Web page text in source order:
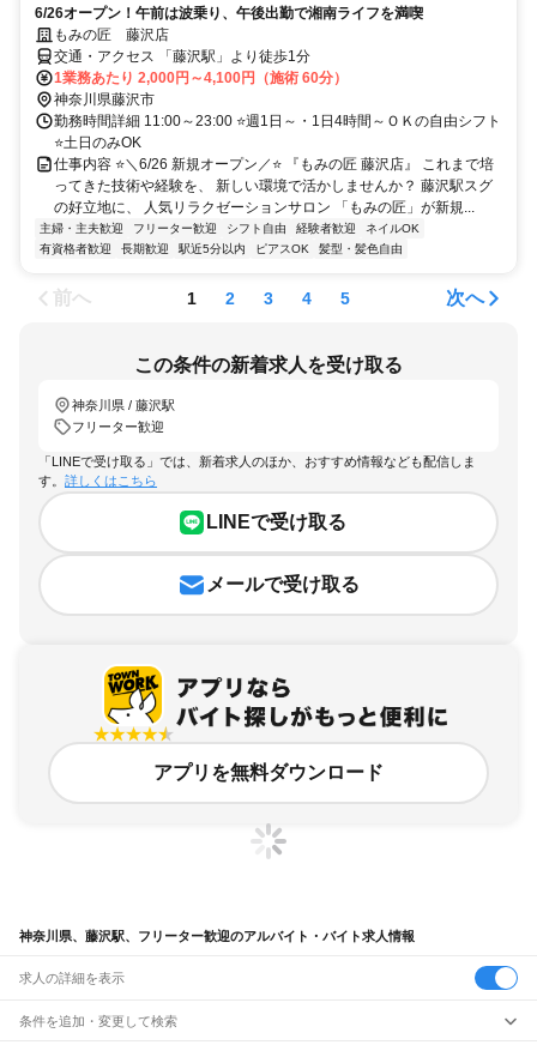
6/26オープン！午前は波乗り、午後出勤で湘南ライフを満喫
もみの匠 藤沢店
交通・アクセス 「藤沢駅」より徒歩1分
1業務あたり 2,000円～4,100円（施術 60分）
神奈川県藤沢市
勤務時間詳細 11:00～23:00 ⭐週1日～・1日4時間～ＯＫの自由シフト
⭐土日のみOK
仕事内容 ⭐＼6/26 新規オープン／⭐ 『もみの匠 藤沢店』 これまで培
ってきた技術や経験を、 新しい環境で活かしませんか？ 藤沢駅スグ
の好立地に、 人気リラクゼーションサロン 「もみの匠」が新規...
主婦・主夫歓迎 フリーター歓迎 シフト自由 経験者歓迎
ネイルOK
有資格者歓迎
長期歓迎 駅近5分以内 ピアスOK 髪型・髪色自由
前へ 1 2 3 4 5 次へ
この条件の新着求人を受け取る
神奈川県 / 藤沢駅
フリーター歓迎
「LINEで受け取る」では、新着求人のほか、おすすめ情報なども配信しま
す。 詳しくはこちら
LINEで受け取る
メールで受け取る
アプリを無料ダウンロード
神奈川県、藤沢駅、フリーター歓迎のアルバイト・バイト求人情報
求人の詳細を表示
条件を追加・変更して検索